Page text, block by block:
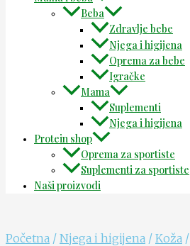
Beba
Zdravlje bebe
Njega i higijena
Oprema za bebe
Igračke
Mama
Suplementi
Njega i higijena
Protein shop
Oprema za sportiste
Suplementi za sportiste
Naši proizvodi
Početna / Njega i higijena / Koža /